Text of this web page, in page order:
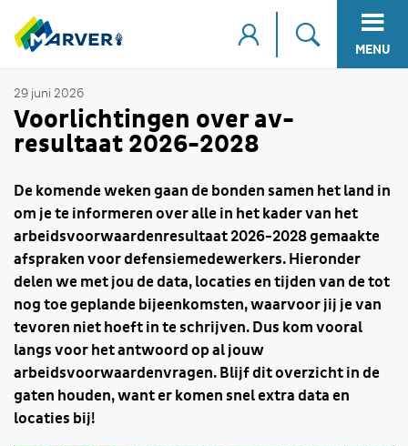
MENU
29 juni 2026
Voorlichtingen over av-
resultaat 2026-2028
De komende weken gaan de bonden samen het land in
om je te informeren over alle in het kader van het
arbeidsvoorwaardenresultaat 2026-2028 gemaakte
afspraken voor defensiemedewerkers. Hieronder
delen we met jou de data, locaties en tijden van de tot
nog toe geplande bijeenkomsten, waarvoor jij je van
tevoren niet hoeft in te schrijven. Dus kom vooral
langs voor het antwoord op al jouw
arbeidsvoorwaardenvragen. Blijf dit overzicht in de
gaten houden, want er komen snel extra data en
locaties bij!